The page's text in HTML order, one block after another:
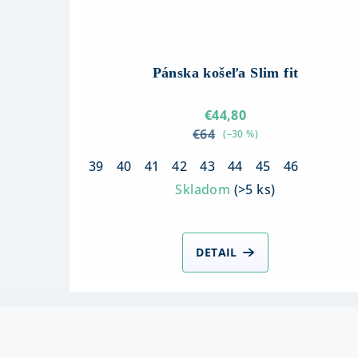
Pánska košeľa Slim fit
€44,80
€64 (–30 %)
39 40 41 42 43 44 45
46
Skladom (>5 ks)
DETAIL